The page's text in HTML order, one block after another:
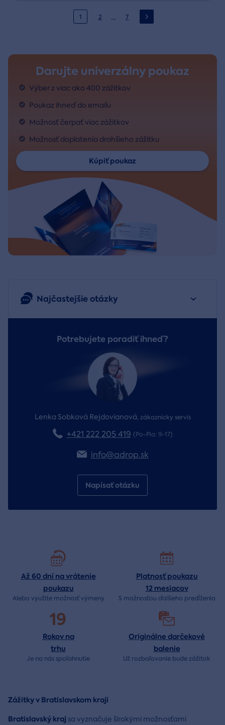
1 2 … 7
Darujte univerzálny poukaz
Výber z viac ako 400 zážitkov
Poukaz ihneď do emailu
Možnosť čerpať viac zážitkov
Možnosť doplatenia drahšieho zážitku
Kúpiť poukaz
Najčastejšie otázky
Potrebujete poradiť ihneď?
Lenka Sobková Rejdovianová, zákaznícky servis
+421 222 205 419 (Po-Pia: 9-17)
info@adrop.sk
Napísať otázku
Až 60 dní na vrátenie
poukazu
Alebo využite možnosť výmeny
Platnosť poukazu
12 mesiacov
S možnosťou ďalšieho predĺženia
19
Rokov na
trhu
Je na nás spoľahnutie
Originálne darčekové
balenie
Už rozbaľovanie budezážitok
Zážitky v Bratislavskom kraji
Bratislavský kraj sa vyznačuje širokými možnosťami